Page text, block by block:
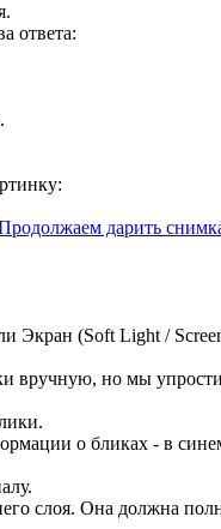
ответа:
Экран (Soft Light /
вручную, но мы
о бликах - в
слоя. Она должна